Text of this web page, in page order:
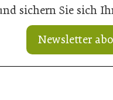
sichern Sie sich
Newsletter